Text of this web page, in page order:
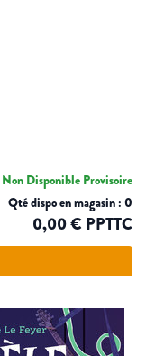
Non Disponible Provisoire
Qté dispo en magasin : 0
0,00 € PPTTC